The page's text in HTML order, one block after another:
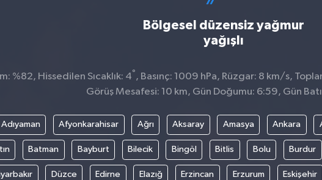
Bölgesel düzensiz yağmur
yağışlı
%82, Hissedilen Sıcaklık: 4° , Basınç: 1009 hPa, Rüzgar: 8 km/s,
Görüş Mesafesi: 10 km, Gün Doğumu: 6:59, Gün
Adıyaman Afyonkarahisar Ağrı Aksaray Amasya Ankara
Batman Bayburt Bilecik Bingöl Bitlis Bolu Burdur
Düzce Edirne Elazığ Erzincan Erzurum Eskişehir